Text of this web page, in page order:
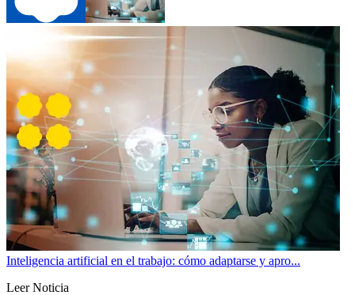
Inteligencia artificial en el trabajo: cómo adaptarse y apro...
Leer Noticia